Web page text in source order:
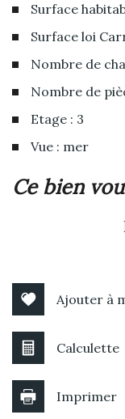
Surface
Surface loi
Nombre de
Nombre de
Etage : 3
Vue : mer
la ville de
ce bien
Ajouter à
Calculette
Imprimer